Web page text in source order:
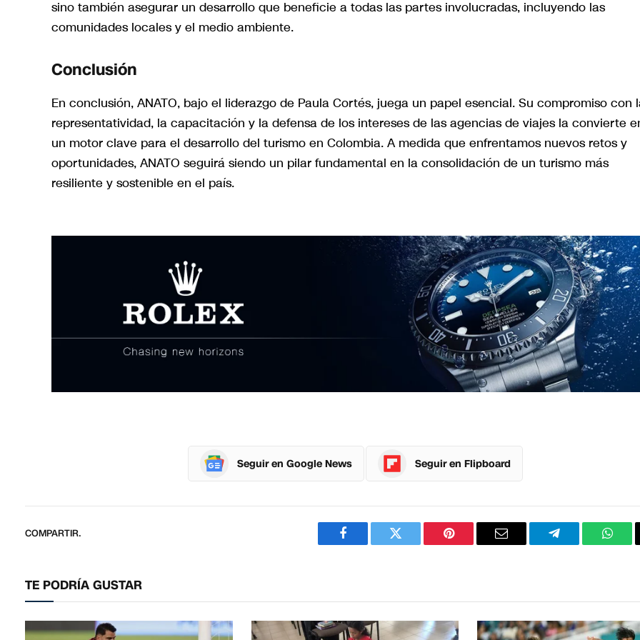
sino también asegurar un desarrollo que beneficie a todas las partes involucradas, incluyendo las
comunidades locales y el medio ambiente.
Conclusión
En conclusión, ANATO, bajo el liderazgo de Paula Cortés, juega un papel esencial. Su compromiso con
representatividad, la capacitación y la defensa de los intereses de las agencias de viajes la convierte
un motor clave para el desarrollo del turismo en Colombia. A medida que enfrentamos nuevos retos y
oportunidades, ANATO seguirá siendo un pilar fundamental en la consolidación de un turismo más
resiliente y sostenible en el país.
Seguir en Google News Seguir en Flipboard
COMPARTIR.
FacebookTwitter PinterestCorreo
Telegram
TE PODRÍA GUSTAR